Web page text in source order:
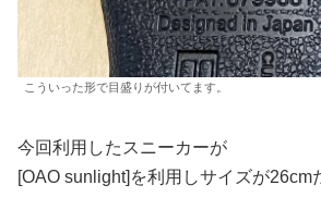
こういった形で目盛りが付いてます。
今回利用したスニーカーが
[OAO sunlight]を利用しサイズが26cm